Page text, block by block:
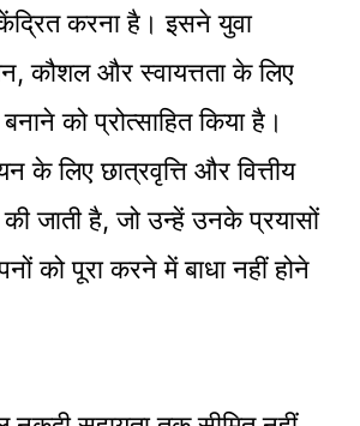
केंद्रित करना है। इसने युवा
कौशल और स्वायत्तता के लिए
को प्रोत्साहित किया है।
के लिए छात्रवृत्ति और वित्तीय
की जाती है, जो उन्हें उनके प्रयासों
को पूरा करने में बाधा नहीं होने